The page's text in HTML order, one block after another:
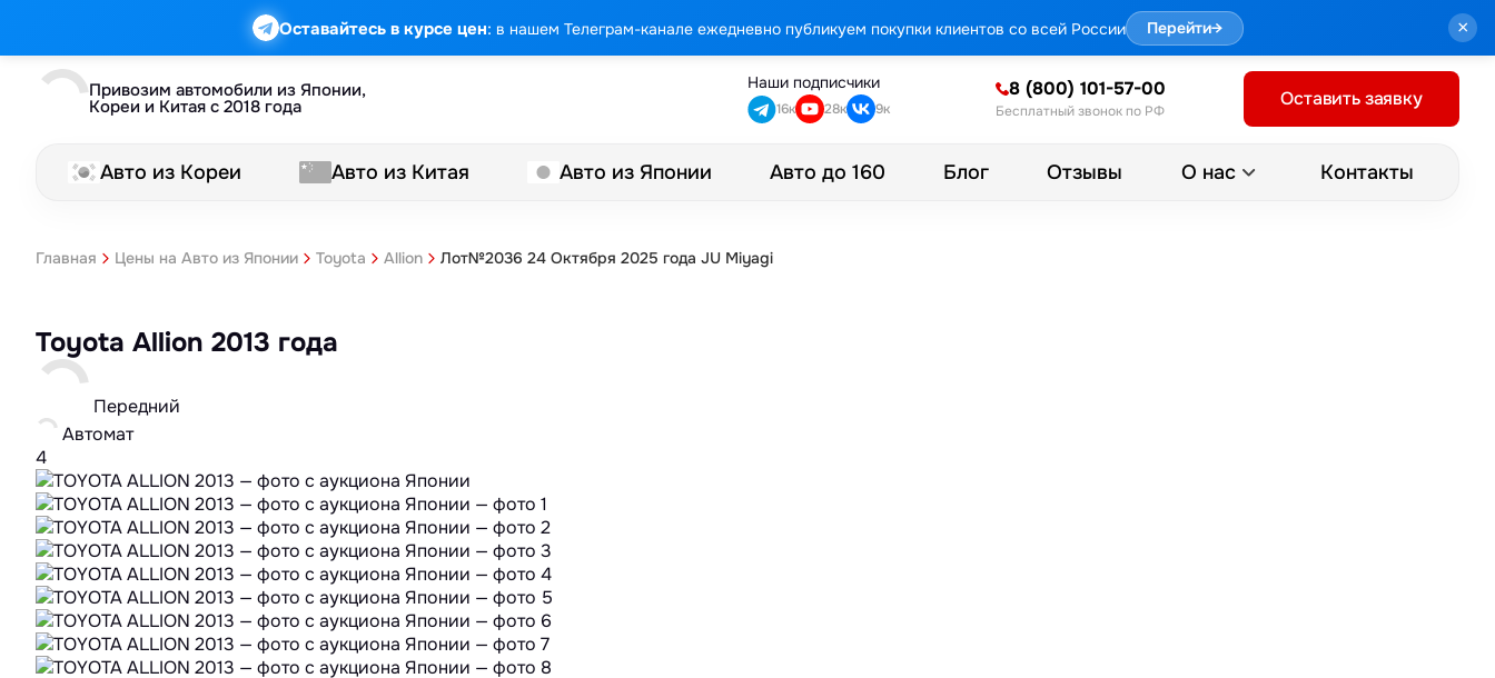
Оставайтесь в курсе цен: в нашем Телеграм-канале ежедневно публикуем покупки клиентов со всей России Перейти→ ×
Привозим автомобили из Японии,
Кореи и Китая с 2018 года
Наши подписчики
16к 28к 9к
8 (800) 101-57-00
Бесплатный звонок по РФ
Оставить заявку
Авто из Кореи Авто из Китая Авто из Японии Авто до 160 Блог Отзывы О нас Контакты
Главная Цены на Авто из Японии Toyota Allion Лот№2036 24 Октября 2025 года JU Miyagi
Toyota Allion 2013 года
Передний
Автомат
4